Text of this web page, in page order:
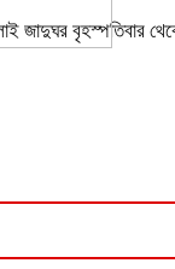
জাদুঘর বৃহস্পতিবার